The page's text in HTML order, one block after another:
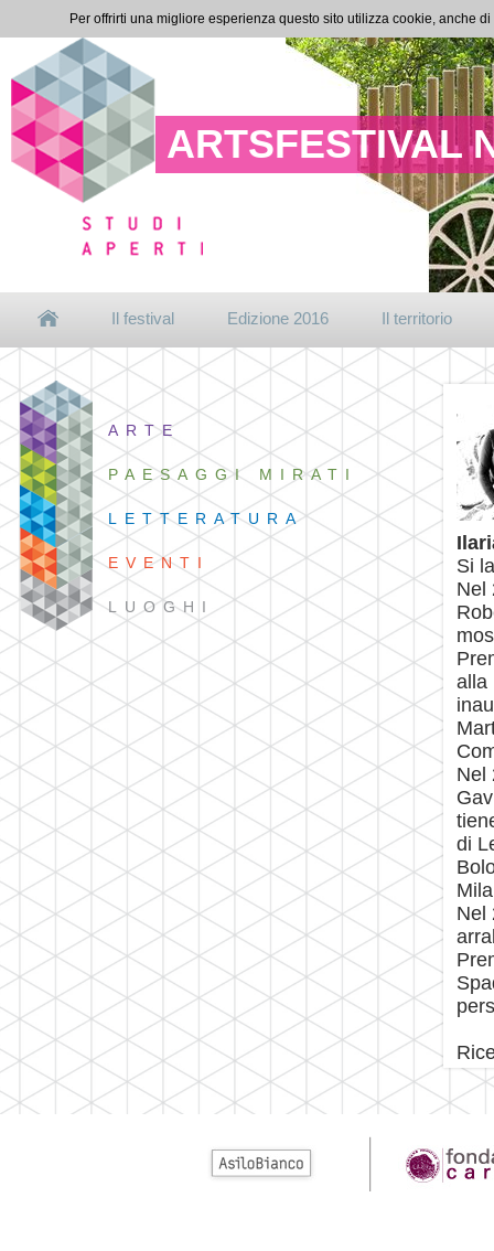
ARTSFESTIVAL
Il festival Edizione 2016 Il territorio
ARTE
PAESAGGI MIRATI
LETTERATURA
EVENTI
LUOGHI
Si
Nel
alla
Nel
di
Nel
Per offrirti una migliore esperienza questo sito utilizza cookie, anche